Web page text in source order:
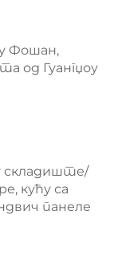
Фошан,
од Гуангџоу
складиште/
кућу са
панеле